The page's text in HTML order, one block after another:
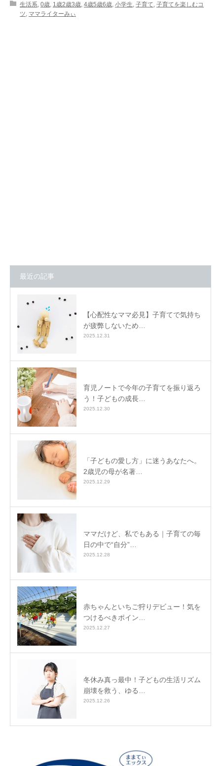
生活系 0歳 1歳2歳3歳 4歳5歳6歳 小学生 子育て 子育てを楽しむコ
ツ ママライターみぃ
最近の記事
【心配性なママ必見】子育てで気持ち
が疲弊しないため…
2025.12.31
育児ノートで今年の子育てを振り返ろ
う！子どもの成長…
2025.12.30
「子どもの愛し方」に迷うあなたへ。
2歳児の母が名著…
2025.12.29
ママだけど、私でもある｜子育ての毎
日の中で“自分”…
2025.12.28
赤ちゃんといちご狩りデビュー！気を
つけるべきポイン…
2025.12.27
冬休み真っ最中！子どもの生活リズム
崩壊を救う、ゆる…
2025.12.26